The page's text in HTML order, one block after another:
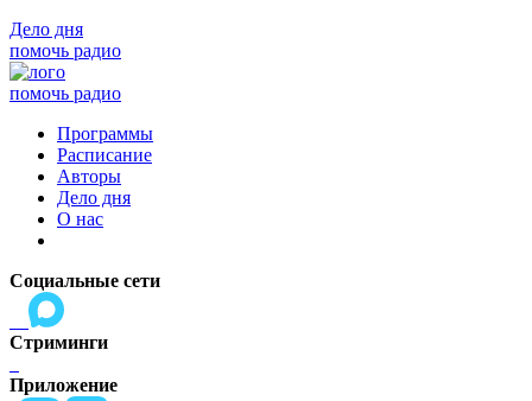
Дело дня
помочь радио
помочь радио
Программы
Расписание
Авторы
Дело дня
О нас
Социальные сети
Стриминги
Приложение